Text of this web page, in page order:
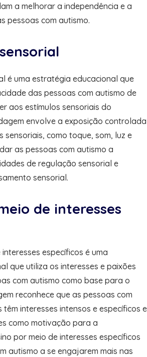
a melhorar a independência e a
pessoas com autismo.
é uma estratégia educacional que
das pessoas com autismo de
aos estímulos sensoriais do
envolve a exposição controlada
sensoriais, como toque, som, luz e
as pessoas com autismo a
de regulação sensorial e
sensorial.
de interesses
específicos é uma
que utiliza os interesses e paixões
com autismo como base para o
reconhece que as pessoas com
têm interesses intensos e específicos e
como motivação para a
por meio de interesses específicos
autismo a se engajarem mais nas